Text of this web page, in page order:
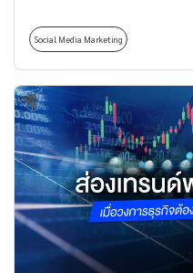
สุดพิเศษ Levi’s® x
และผองเพื่อนได้ฟินกันแบ
แฟชั่นยุค 90 ที่ทางลีวายส์®
สร้างสรรค์สไตล์ครั้งนี้ และ
ตัวละครมาไว้บนยีนส์ได้อย่
ประกอบไปด้วยทรัคเกอร์แ
ทรงหลวมรุ่นพิเศษอย่าง
Straight fit สีครามปักลาย
Cottonized Hemp สุดยั่งยื
ได้ต้นแบบมาจาก คาสึมิ นาง
Social Media Marketing